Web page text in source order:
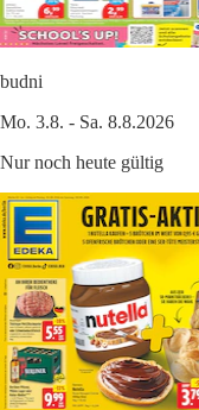
budni
Mo. 3.8. - Sa. 8.8.2026
Nur noch heute gültig